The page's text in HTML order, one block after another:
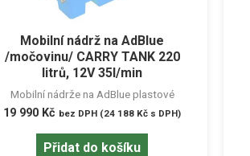
Mobilní nádrž na AdBlue
/močovinu/ CARRY TANK 220
litrů, 12V 35l/min
Mobilní nádrže na AdBlue plastové
19 990 Kč bez DPH (24 188 Kč s DPH)
Přidat do košíku